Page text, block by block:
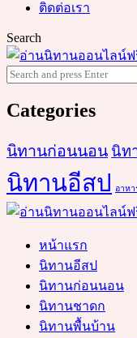
ติดต่อเรา
Search
Search
for:
Categories
นิทานก่อนนอน นิท
นิทานอีสป อาหา
หน้าแรก
นิทานอีสป
นิทานก่อนนอน
นิทานชาดก
นิทานพื้นบ้าน